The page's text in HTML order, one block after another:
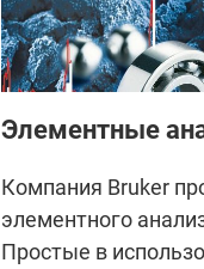
Элементные
Компания Bruker
элементного
Простые в